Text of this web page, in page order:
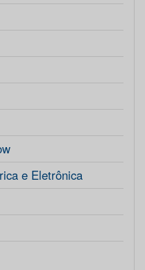
e Eletrônica